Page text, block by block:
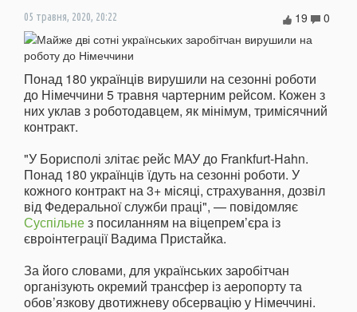
05 травня, 2020, 20:22 0
19
Понад 180 українців вирушили на сезонні роботи
до Німеччини 5 травня чартерним рейсом. Кожен з
них уклав з роботодавцем, як мінімум, тримісячний
контракт.
"У Борисполі злітає рейс МАУ до Frankfurt-Hahn.
Понад 180 українців їдуть на сезонні роботи. У
кожного контракт на 3+ місяці, страхування, дозвіл
від Федеральної служби праці", — повідомляє
Суспільнез посиланням на віцепрем’єра із
євроінтеграції Вадима Пристайка.
За його словами, для українських заробітчан
організують окремий трансфер із аеропорту та
обов’язкову двотижневу обсервацію у Німеччині.